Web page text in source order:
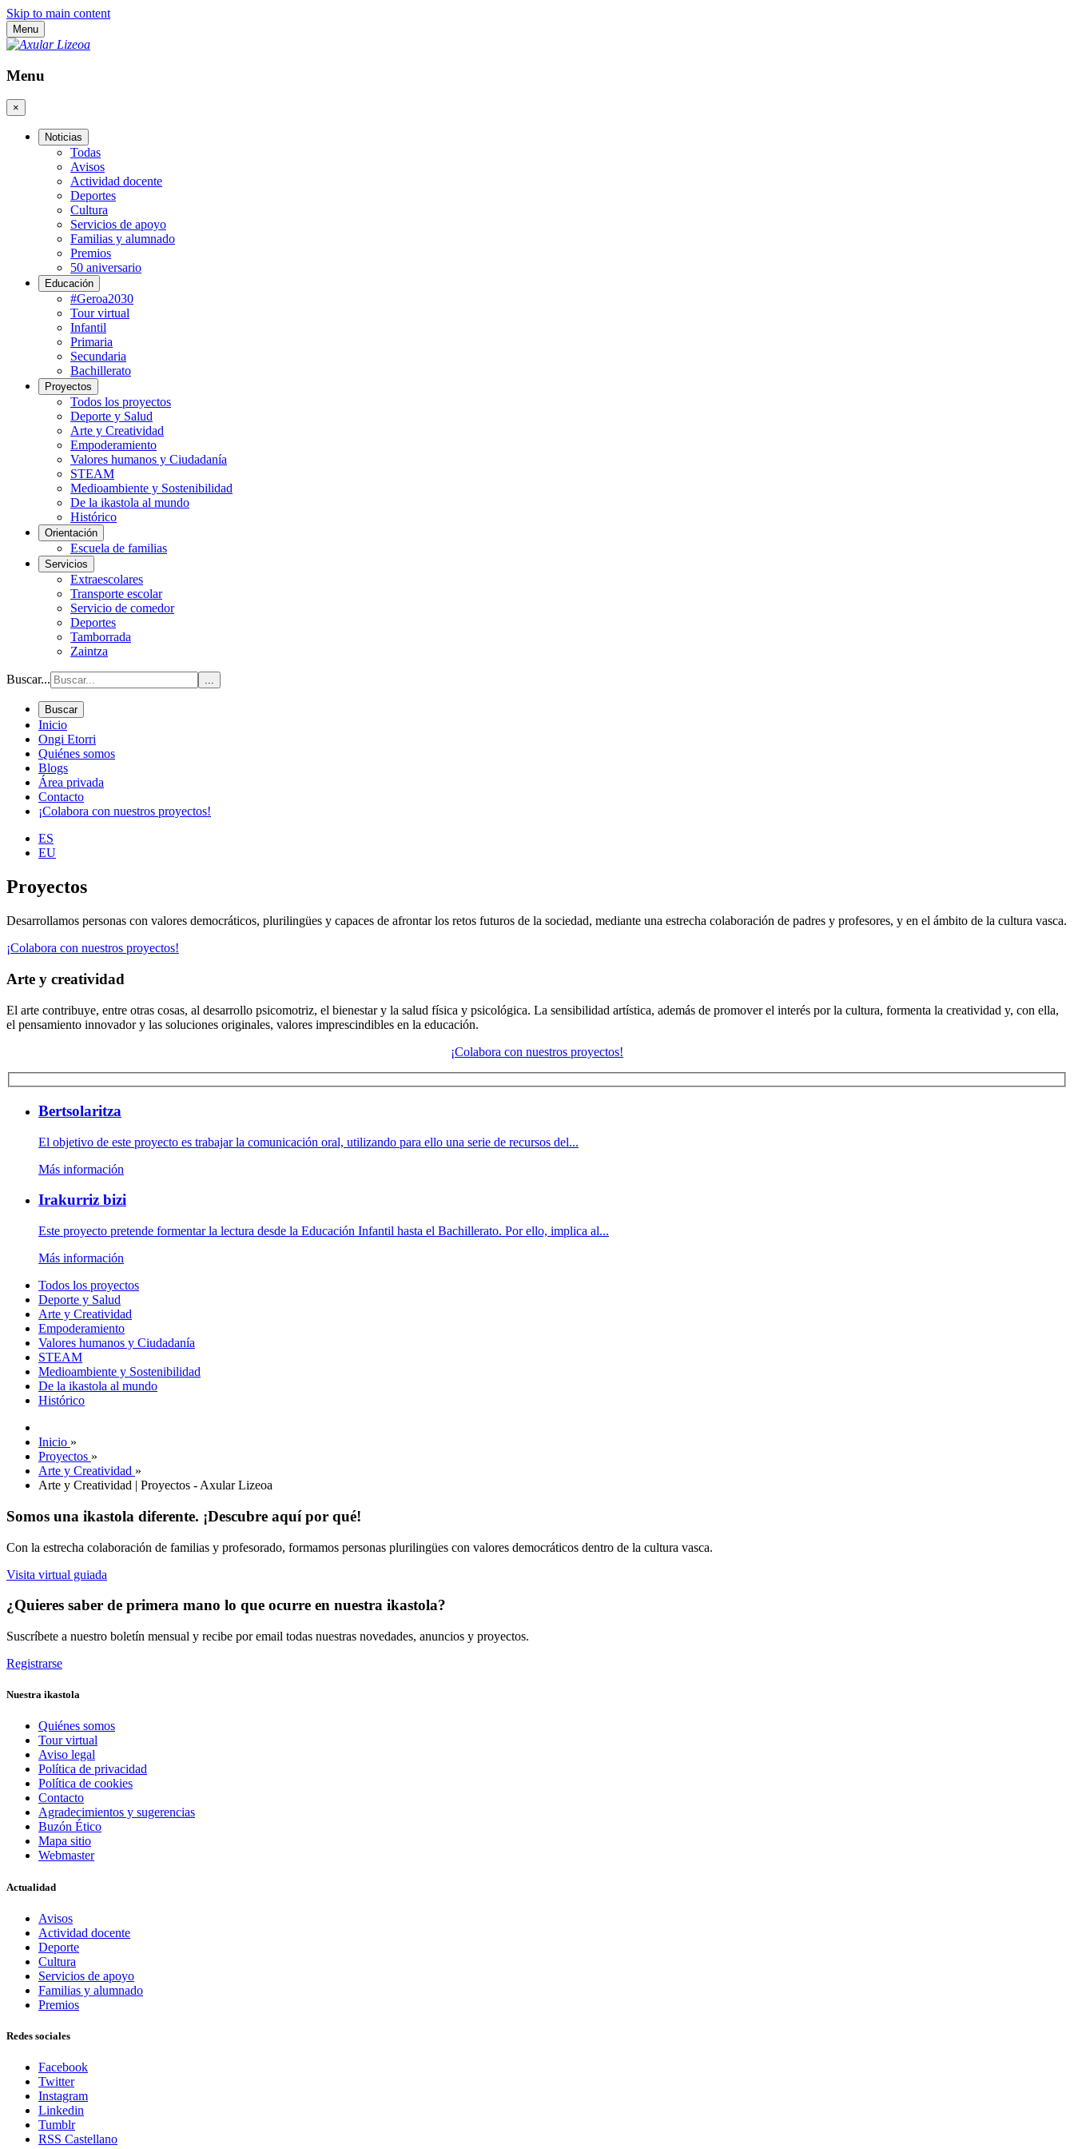
Skip to main content
Menu
Menu
×
Noticias
Todas
Avisos
Actividad docente
Deportes
Cultura
Servicios de apoyo
Familias y alumnado
Premios
50 aniversario
Educación
#Geroa2030
Tour virtual
Infantil
Primaria
Secundaria
Bachillerato
Proyectos
Todos los proyectos
Deporte y Salud
Arte y Creatividad
Empoderamiento
Valores humanos y Ciudadanía
STEAM
Medioambiente y Sostenibilidad
De la ikastola al mundo
Histórico
Orientación
Escuela de familias
Servicios
Extraescolares
Transporte escolar
Servicio de comedor
Deportes
Tamborrada
Zaintza
Buscar... ...
Buscar
Inicio
Ongi Etorri
Quiénes somos
Blogs
Área privada
Contacto
¡Colabora con nuestros proyectos!
ES
EU
Proyectos
Desarrollamos personas con valores democráticos, plurilingües y capaces de afrontar los retos futuros de la sociedad, mediante una estrecha colaboración de padres y profesores, y en el ámbito de la cultura vasca.
¡Colabora con nuestros proyectos!
Arte y creatividad
El arte contribuye, entre otras cosas, al desarrollo psicomotriz, el bienestar y la salud física y psicológica. La sensibilidad artística, además de promover el interés por la cultura, formenta la creatividad y, con ella,
el pensamiento innovador y las soluciones originales, valores imprescindibles en la educación.
¡Colabora con nuestros proyectos!
Bertsolaritza
El objetivo de este proyecto es trabajar la comunicación oral, utilizando para ello una serie de recursos del...
Más información
Irakurriz bizi
Este proyecto pretende formentar la lectura desde la Educación Infantil hasta el Bachillerato. Por ello, implica al...
Más información
Todos los proyectos
Deporte y Salud
Arte y Creatividad
Empoderamiento
Valores humanos y Ciudadanía
STEAM
Medioambiente y Sostenibilidad
De la ikastola al mundo
Histórico
Inicio »
Proyectos »
Arte y Creatividad »
Arte y Creatividad | Proyectos - Axular Lizeoa
Somos una ikastola diferente. ¡Descubre aquí por qué!
Con la estrecha colaboración de familias y profesorado, formamos personas plurilingües con valores democráticos dentro de la cultura vasca.
Visita virtual guiada
¿Quieres saber de primera mano lo que ocurre en nuestra ikastola?
Suscríbete a nuestro boletín mensual y recibe por email todas nuestras novedades, anuncios y proyectos.
Registrarse
Nuestra ikastola
Quiénes somos
Tour virtual
Aviso legal
Política de privacidad
Política de cookies
Contacto
Agradecimientos y sugerencias
Buzón Ético
Mapa sitio
Webmaster
Actualidad
Avisos
Actividad docente
Deporte
Cultura
Servicios de apoyo
Familias y alumnado
Premios
Redes sociales
Facebook
Twitter
Instagram
Linkedin
Tumblr
RSS Castellano